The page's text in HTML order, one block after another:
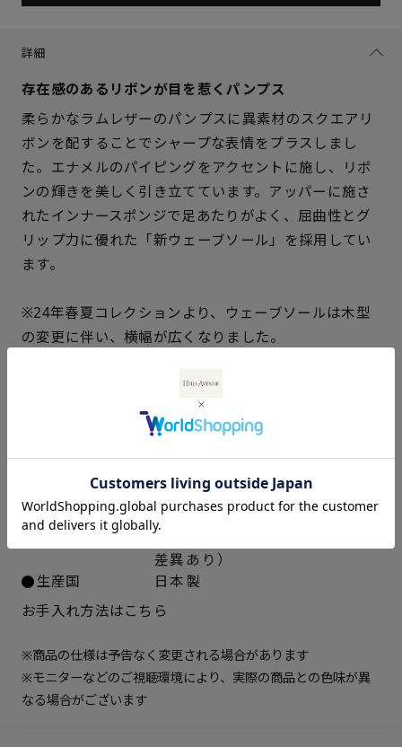
サイズを選択してください
22cm △ 残りわずか
× 在庫なし
× 在庫なし
24cm × 在庫なし
△ 残りわずか
25cm △ 残りわずか
詳細
存在感のあるリボンが目を惹くパンプス
柔らかなラムレザーのパンプスに異素材のスクエアリ
ボンを配することでシャープな表情をプラスしまし
た。エナメルのパイピングをアクセントに施し、リボ
ンの輝きを美しく引き立てています。アッパーに施さ
れたインナースポンジで足あたりがよく、屈曲性とグ
リップ力に優れた「新ウェーブソール」を採用してい
ます。
※24年春夏コレクションより、ウェーブソールは木型
の変更に伴い、横幅が広くなりました。
ラム革スムース、人工皮革エナ
合成皮革
ソール素材
ポリウレタン
ヒールの高さ
約5.5cm
重さ（片足）
約285ｇ（サイズにより多少の
差異あり）
生産国
日本製
お手入れ方法はこちら
※商品の仕様は予告なく変更される場合があります
※モニターなどのご視聴環境により、実際の商品との色味が異
なる場合がございます